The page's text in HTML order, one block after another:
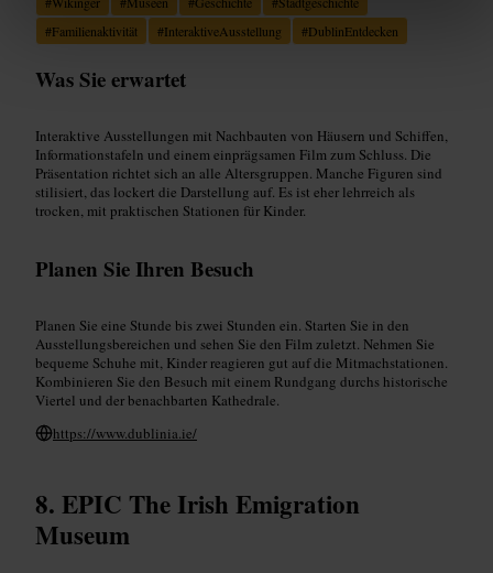
#Familienaktivität #InteraktiveAusstellung #DublinEntdecken
Was Sie erwartet
Interaktive Ausstellungen mit Nachbauten von Häusern und Schiffen,
Informationstafeln und einem einprägsamen Film zum Schluss. Die
Präsentation richtet sich an alle Altersgruppen. Manche Figuren sind
stilisiert, das lockert die Darstellung auf. Es ist eher lehrreich als
trocken, mit praktischen Stationen für Kinder.
Planen Sie Ihren Besuch
Planen Sie eine Stunde bis zwei Stunden ein. Starten Sie in den
Ausstellungsbereichen und sehen Sie den Film zuletzt. Nehmen Sie
bequeme Schuhe mit, Kinder reagieren gut auf die Mitmachstationen.
Kombinieren Sie den Besuch mit einem Rundgang durchs historische
Viertel und der benachbarten Kathedrale.
https://www.dublinia.ie/
EPIC The Irish Emigration
Museum